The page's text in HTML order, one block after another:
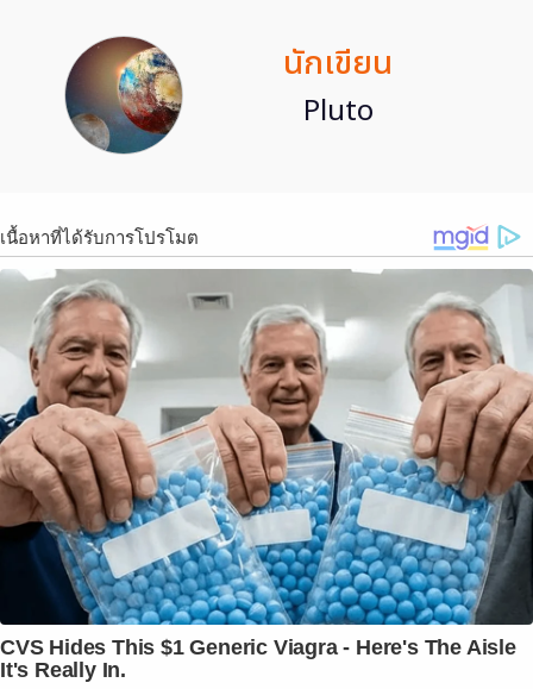
นักเขียน
Pluto
เนื้อหาที่ได้รับการโปรโมต
CVS Hides This $1 Generic Viagra - Here's The Aisle
It's Really In.